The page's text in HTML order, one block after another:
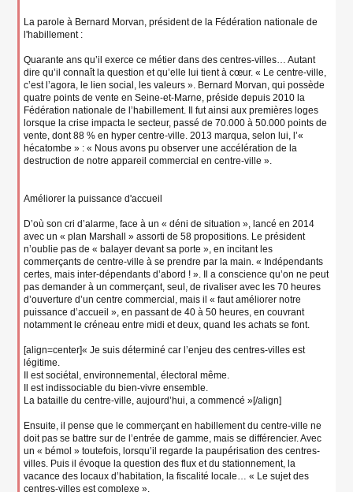
La parole à Bernard Morvan, président de la Fédération nationale de
l'habillement :
Quarante ans qu’il exerce ce métier dans des centres-villes… Autant
dire qu’il connaît la question et qu’elle lui tient à cœur. « Le centre-ville,
c’est l’agora, le lien social, les valeurs ». Bernard Morvan, qui possède
quatre points de vente en Seine-et-Marne, préside depuis 2010 la
Fédération nationale de l’habillement. Il fut ainsi aux premières loges
lorsque la crise impacta le secteur, passé de 70.000 à 50.000 points de
vente, dont 88 % en hyper centre-ville. 2013 marqua, selon lui, l’«
hécatombe » : « Nous avons pu observer une accélération de la
destruction de notre appareil commercial en centre-ville ».
Améliorer la puissance d'accueil
D’où son cri d’alarme, face à un « déni de situation », lancé en 2014
avec un « plan Marshall » assorti de 58 propositions. Le président
n’oublie pas de « balayer devant sa porte », en incitant les
commerçants de centre-ville à se prendre par la main. « Indépendants
certes, mais inter-dépendants d’abord ! ». Il a conscience qu’on ne peut
pas demander à un commerçant, seul, de rivaliser avec les 70 heures
d’ouverture d’un centre commercial, mais il « faut améliorer notre
puissance d’accueil », en passant de 40 à 50 heures, en couvrant
notamment le créneau entre midi et deux, quand les achats se font.
[align=center]« Je suis déterminé car l’enjeu des centres-villes est
légitime.
Il est sociétal, environnemental, électoral même.
Il est indissociable du bien-vivre ensemble.
La bataille du centre-ville, aujourd’hui, a commencé »[/align]
Ensuite, il pense que le commerçant en habillement du centre-ville ne
doit pas se battre sur de l’entrée de gamme, mais se différencier. Avec
un « bémol » toutefois, lorsqu’il regarde la paupérisation des centres-
villes. Puis il évoque la question des flux et du stationnement, la
vacance des locaux d’habitation, la fiscalité locale… « Le sujet des
centres-villes est complexe ».